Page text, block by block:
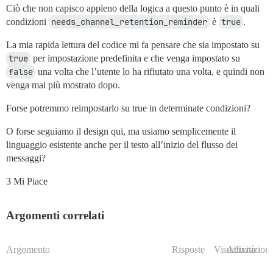
Ciò che non capisco appieno della logica a questo punto è in quali
condizioni needs_channel_retention_reminder è true .
La mia rapida lettura del codice mi fa pensare che sia impostato su
true per impostazione predefinita e che venga impostato su
false una volta che l’utente lo ha rifiutato una volta, e quindi non
venga mai più mostrato dopo.
Forse potremmo reimpostarlo su true in determinate condizioni?
O forse seguiamo il design qui, ma usiamo semplicemente il
linguaggio esistente anche per il testo all’inizio del flusso dei
messaggi?
3 Mi Piace
Argomenti correlati
Argomento Risposte Visualizzazioni
Attività